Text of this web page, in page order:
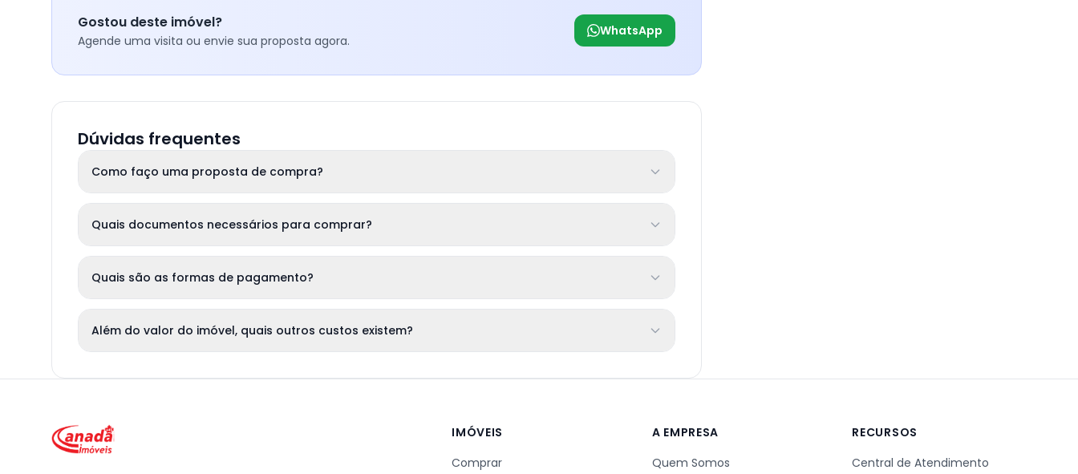
Gostou deste imóvel?
Agende uma visita ou envie sua proposta agora.
WhatsApp
Dúvidas frequentes
Como faço uma proposta de compra?
Quais documentos necessários para comprar?
Quais são as formas de pagamento?
Além do valor do imóvel, quais outros custos existem?
IMÓVEIS
Comprar
A EMPRESA
Quem Somos
RECURSOS
Central de Atendimento